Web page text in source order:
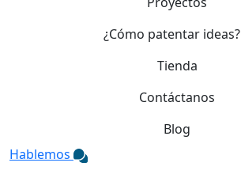
¿Cómo patentar ideas?
Tienda
Contáctanos
Blog
Hablemos